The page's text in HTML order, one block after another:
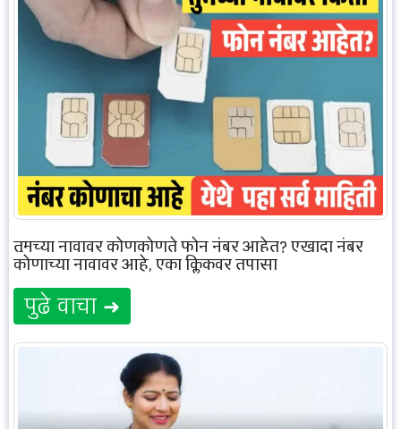
तुमच्या नावावर कोणकोणते फोन नंबर आहेत? एखादा नंबर
कोणाच्या नावावर आहे, एका क्लिकवर तपासा
पुढे वाचा ➜